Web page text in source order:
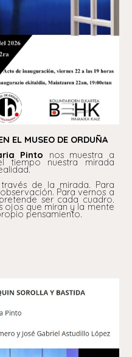
EL MUSEO DE ORDUÑA
Pinto nos muestra a
tiempo nuestra mirada
de la mirada. Para
Para vernos a
ser cada cuadro.
ojos que miran y la mente
pensamiento.